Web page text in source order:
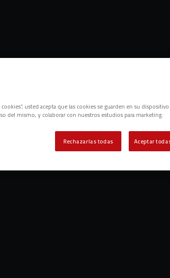
usted acepta que las cookies se guarden en su
del mismo, y colaborar con nuestros estudios para marketing.
Rechazarlas todas Aceptar